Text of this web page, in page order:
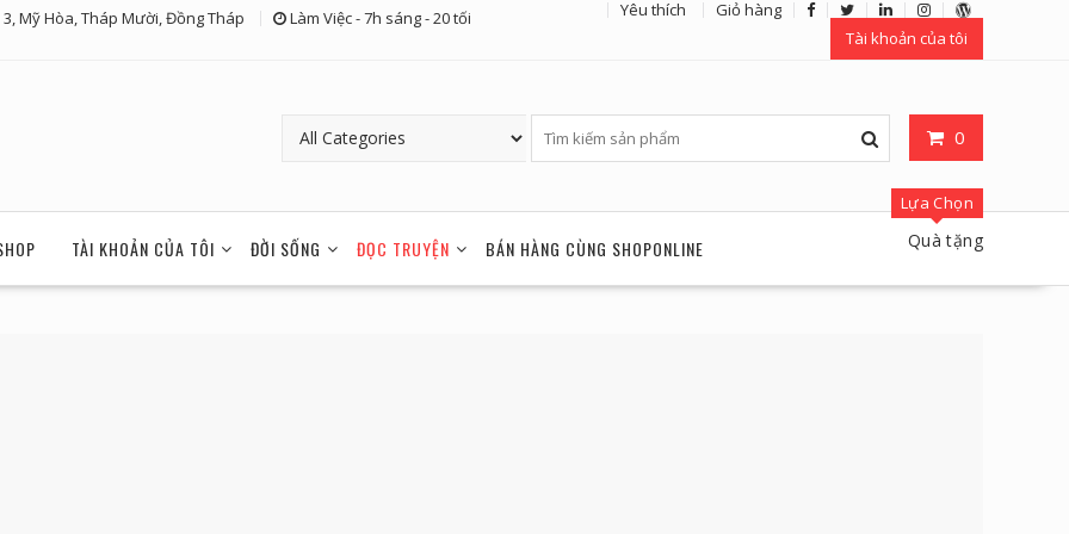
3, Mỹ Hòa, Tháp Mười, Đồng Tháp Làm Việc - 7h sáng - 20 tối Yêu thích
Giỏ hàng
Tài khoản của tôi
0
TÀI KHOẢN CỦA TÔI ĐỜI SỐNG ĐỌC TRUYỆN BÁN HÀNG CÙNG SHOPONLINE
Lựa Chọn
Quà tặng